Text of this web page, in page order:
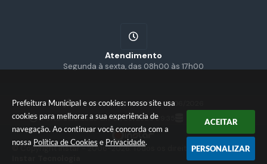
Prefeitura Municipal e os cookies: nosso site usa
cookies para melhorar a sua experiência de
navegação. Ao continuar você concorda com a
nossa Política de Cookies e Privacidade.
ACEITAR
PERSONALIZAR
Atendimento
Segunda à sexta, das 08h00 às 17h00
Versão do Sistema:3.5.3 - 19/06/2026
Portal atualizado em:07/08/2026 09:35 Dados Abertos
© Copyright Instar - 2006-2026. Todos os direitos reservados -